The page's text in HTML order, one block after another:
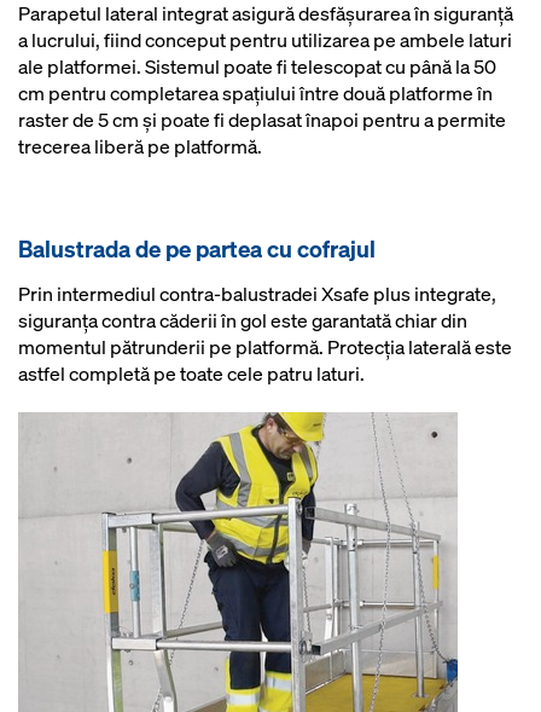
Parapetul lateral integrat asigură desfăşurarea în siguranţă
a lucrului, fiind conceput pentru utilizarea pe ambele laturi
ale platformei. Sistemul poate fi telescopat cu până la 50
cm pentru completarea spaţiului între două platforme în
raster de 5 cm şi poate fi deplasat înapoi pentru a permite
trecerea liberă pe platformă.
Balustrada de pe partea cu cofrajul
Prin intermediul contra-balustradei Xsafe plus integrate,
siguranţa contra căderii în gol este garantată chiar din
momentul pătrunderii pe platformă. Protecţia laterală este
astfel completă pe toate cele patru laturi.